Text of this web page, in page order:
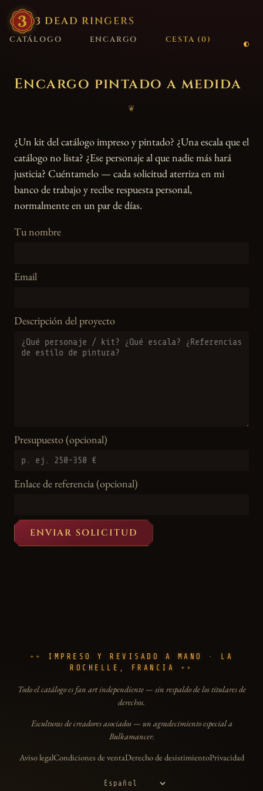
3 DEAD RINGERS
CATÁLOGO ENCARGO CESTA (0)
Encargo pintado a medida
❦
¿Un kit del catálogo impreso y pintado? ¿Una escala que el
catálogo no lista? ¿Ese personaje al que nadie más hará
justicia? Cuéntamelo — cada solicitud aterriza en mi
banco de trabajo y recibe respuesta personal,
normalmente en un par de días.
Tu nombre
Email
Descripción del proyecto
Presupuesto (opcional)
Enlace de referencia (opcional)
ENVIAR SOLICITUD
IMPRESO Y REVISADO A MANO · LA
ROCHELLE, FRANCIA
Todo el catálogo es fan art independiente — sin respaldo de los titulares de
derechos.
Esculturas de creadores asociados — un agradecimiento especial a
Bulkamancer.
Aviso legalCondiciones de ventaDerecho de desistimientoPrivacidad
Idioma